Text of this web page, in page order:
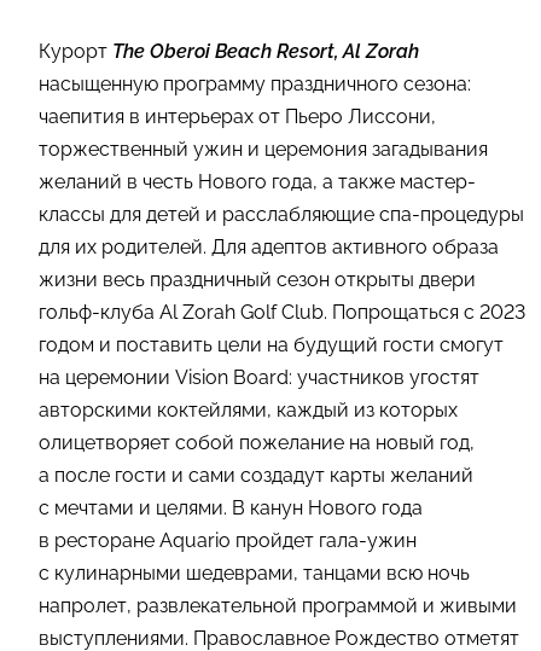
Курорт The Oberoi Beach Resort, Al Zorah
насыщенную программу праздничного сезона:
чаепития в интерьерах от Пьеро Лиссони,
торжественный ужин и церемония загадывания
желаний в честь Нового года, а также мастер-
классы для детей и расслабляющие спа-процедуры
для их родителей. Для адептов активного образа
жизни весь праздничный сезон открыты двери
гольф-клуба Al Zorah Golf Club. Попрощаться с 2023
годом и поставить цели на будущий гости смогут
на церемонии Vision Board: участников угостят
авторскими коктейлями, каждый из которых
олицетворяет собой пожелание на новый год,
а после гости и сами создадут карты желаний
с мечтами и целями. В канун Нового года
в ресторане Aquario пройдет гала-ужин
с кулинарными шедеврами, танцами всю ночь
напролет, развлекательной программой и живыми
выступлениями. Православное Рождество отметят